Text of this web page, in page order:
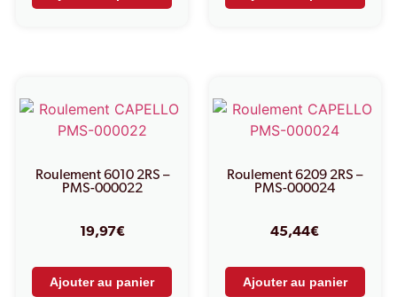
Roulement 6010 2RS –
PMS-000022
19,97€
Ajouter au panier
Roulement 6209 2RS –
PMS-000024
45,44€
Ajouter au panier